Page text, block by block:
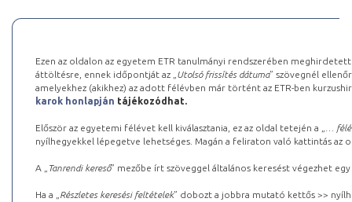
Ezen az oldalon az egyetem ETR tanulmányi rendszerében
áttöltésre, ennek időpontját az „ Utolsó frissítés dátuma” szövegnél
amelyekhez (akikhez) az adott félévben már történt az ETR-ben
karok honlapján tájékozódhat.
Először az egyetemi félévet kell kiválasztania, ez az oldal tetején a „
…
nyílhegyekkel lépegetve lehetséges. Magán a feliraton való kattintás az
A „ Tanrendi kereső” mezőbe írt szöveggel általános keresést végezhet
Ha a „ Részletes keresési feltételek” dobozt a jobbra mutató kettős >>